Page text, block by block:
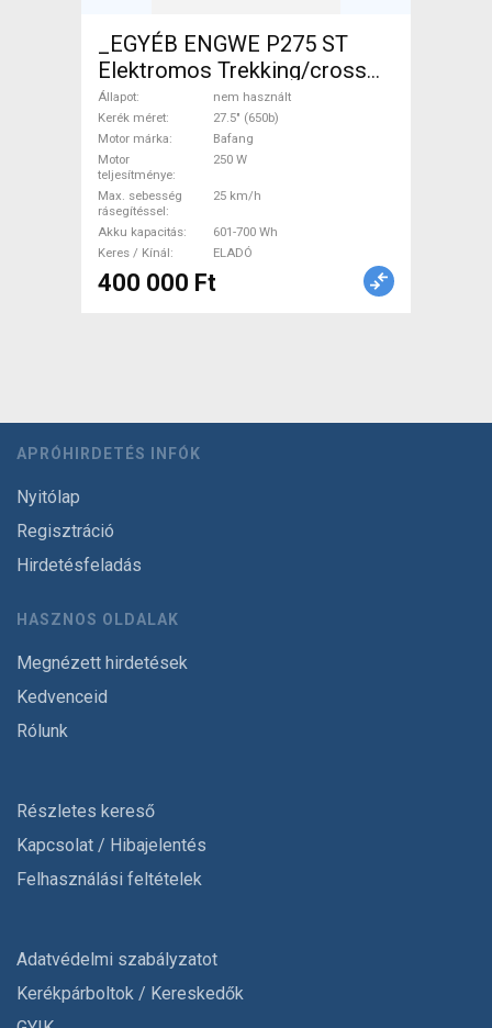
_EGYÉB ENGWE P275 ST
Elektromos Trekking/cross
25 km/h Bafang 601-700 Wh
nem használt ELADÓ
Állapot
nem használt
Kerék méret
27.5" (650b)
Motor márka
Bafang
Motor
teljesítménye
250 W
Max. sebesség
rásegítéssel
25 km/h
Akku kapacitás
601-700 Wh
Keres / Kínál
ELADÓ
400 000 Ft
APRÓHIRDETÉS INFÓK
Nyitólap
Regisztráció
Hirdetésfeladás
HASZNOS OLDALAK
Megnézett hirdetések
Kedvenceid
Rólunk
Részletes kereső
Kapcsolat / Hibajelentés
Felhasználási feltételek
Adatvédelmi szabályzatot
Kerékpárboltok / Kereskedők